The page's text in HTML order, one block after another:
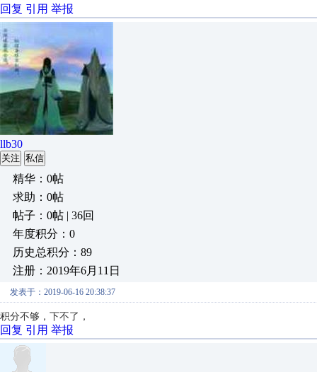
回复 引用 举报
llb30
关注 私信
精华：0帖
求助：0帖
帖子：0帖 | 36回
年度积分：0
历史总积分：89
注册：2019年6月11日
发表于：2019-06-16 20:38:37
积分不够，下不了，
回复 引用 举报